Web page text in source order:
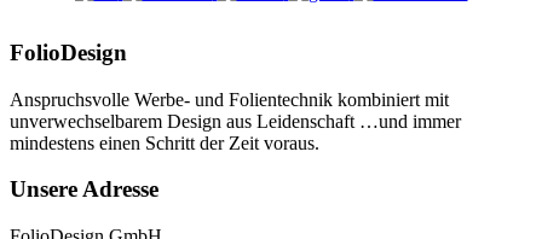
FolioDesign
Anspruchsvolle Werbe- und Folientechnik kombiniert mit
unverwechselbarem Design aus Leidenschaft …und immer
mindestens einen Schritt der Zeit voraus.
Unsere Adresse